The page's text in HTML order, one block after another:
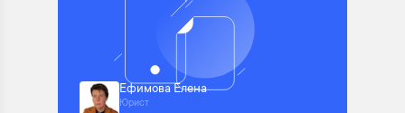
Ефимова Елена
Юрист